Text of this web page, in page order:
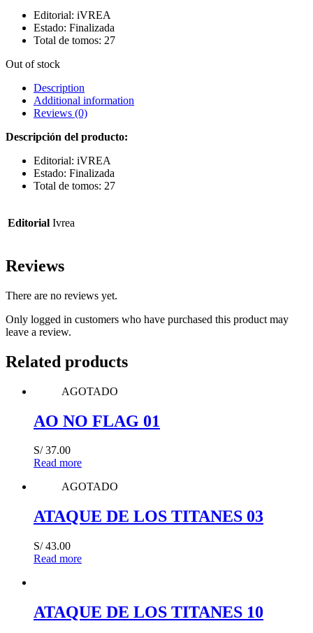
Editorial: iVREA
Estado: Finalizada
Total de tomos: 27
Out of stock
Description
Additional information
Reviews (0)
Descripción del producto:
Editorial: iVREA
Estado: Finalizada
Total de tomos: 27
Editorial Ivrea
Reviews
There are no reviews yet.
Only logged in customers who have purchased this product may
leave a review.
Related products
AGOTADO
AO NO FLAG 01
S/37.00
Read more
AGOTADO
ATAQUE DE LOS TITANES 03
S/43.00
Read more
ATAQUE DE LOS TITANES 10